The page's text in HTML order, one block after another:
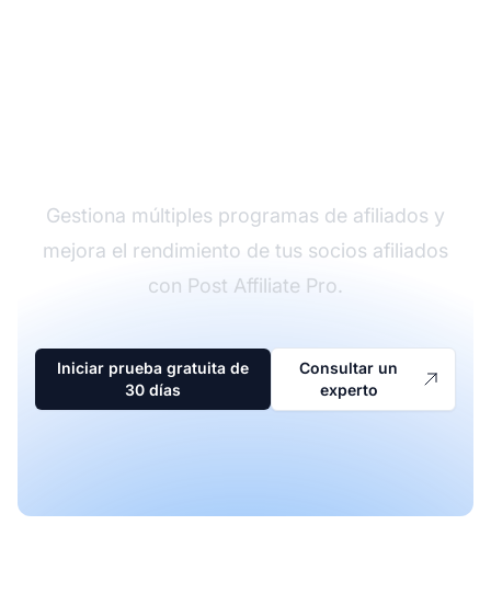
Gestiona múltiples programas de afiliados y
mejora el rendimiento de tus socios afiliados
con Post Affiliate Pro.
Iniciar prueba gratuita de
30 días
Consultar un
experto